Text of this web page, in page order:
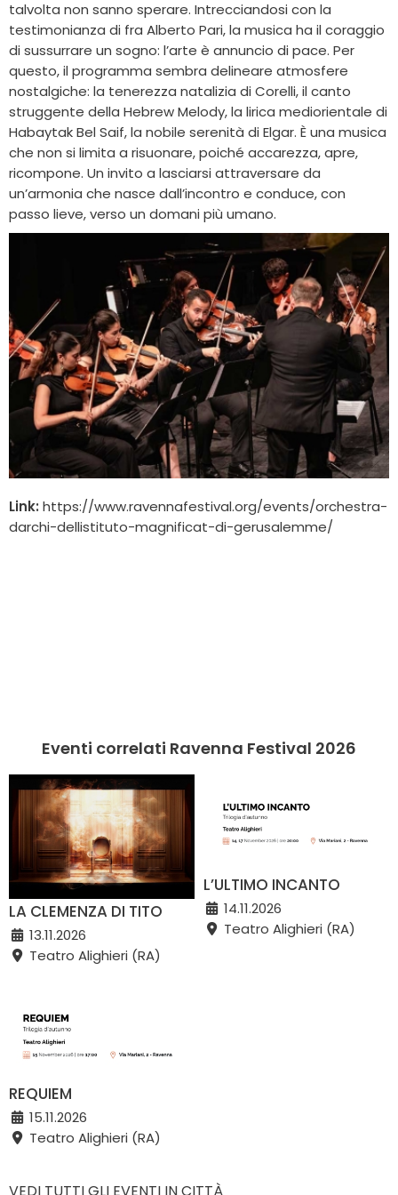
talvolta non sanno sperare. Intrecciandosi con la
testimonianza di fra Alberto Pari, la musica ha il coraggio
di sussurrare un sogno: l’arte è annuncio di pace. Per
questo, il programma sembra delineare atmosfere
nostalgiche: la tenerezza natalizia di Corelli, il canto
struggente della Hebrew Melody, la lirica mediorientale di
Habaytak Bel Saif, la nobile serenità di Elgar. È una musica
che non si limita a risuonare, poiché accarezza, apre,
ricompone. Un invito a lasciarsi attraversare da
un’armonia che nasce dall’incontro e conduce, con
passo lieve, verso un domani più umano.
Link: https://www.ravennafestival.org/events/orchestra-
darchi-dellistituto-magnificat-di-gerusalemme/
Eventi correlati Ravenna Festival 2026
LA CLEMENZA DI TITO
13.11.2026
Teatro Alighieri (RA)
L’ULTIMO INCANTO
14.11.2026
Teatro Alighieri (RA)
REQUIEM
15.11.2026
Teatro Alighieri (RA)
VEDI TUTTI GLI EVENTI IN CITTÀ